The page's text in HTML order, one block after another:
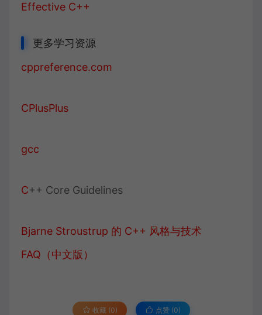
Effective C++
更多学习资源
cppreference.com
CPlusPlus
gcc
C++ Core Guidelines
Bjarne Stroustrup 的 C++ 风格与技术
FAQ（中文版）
收藏 (0) 点赞 (0)